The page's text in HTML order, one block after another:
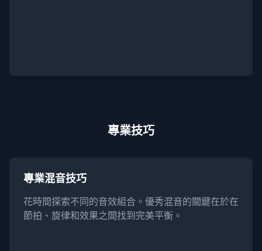
專業技巧
專業混音技巧
花時間探索不同的音效組合。優秀混音的關鍵在於在
節拍、旋律和效果之間找到完美平衡。